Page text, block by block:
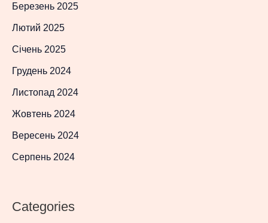
Березень 2025
Лютий 2025
Січень 2025
Грудень 2024
Листопад 2024
Жовтень 2024
Вересень 2024
Серпень 2024
Categories